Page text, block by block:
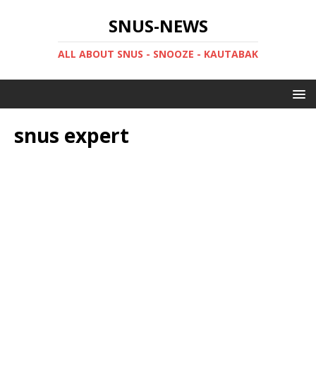
SNUS-NEWS
ALL ABOUT SNUS - SNOOZE - KAUTABAK
snus expert